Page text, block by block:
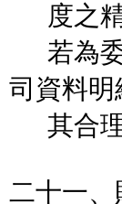
度之精
若為委
司資料明
其合理
二十一